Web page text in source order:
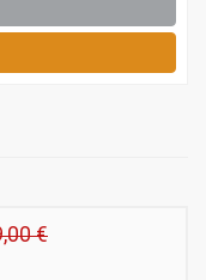
€